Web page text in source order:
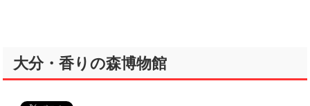
大分・香りの森博物館